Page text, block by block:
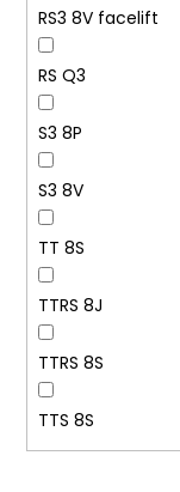
RS3 8V facelift
RS Q3
S3 8P
S3 8V
TT 8S
TTRS 8J
TTRS 8S
TTS 8S